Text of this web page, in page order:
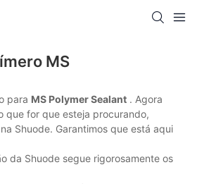
MS
para MS Polymer Sealant . Agora
que for que esteja procurando,
Shuode. Garantimos que está aqui
da Shuode segue rigorosamente os